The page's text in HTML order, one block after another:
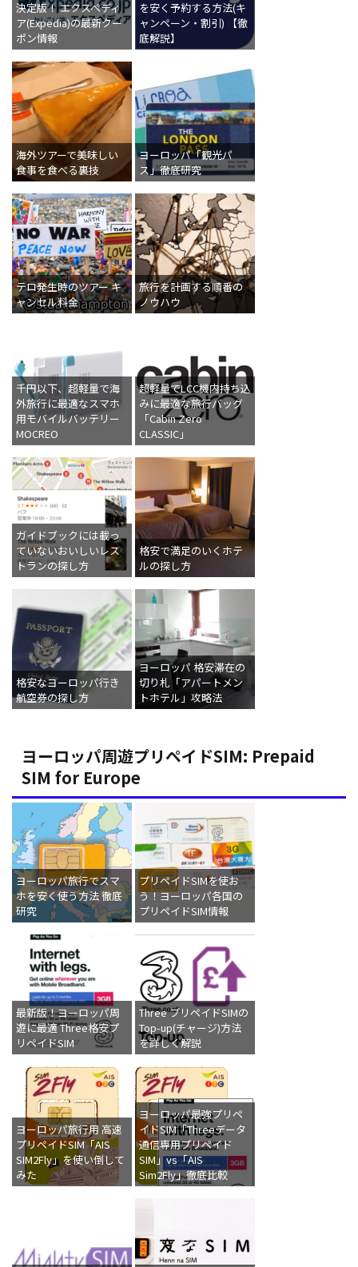
決定版！ エクスペディ
ア(Expedia)の最新クー
ポン情報
を安く予約する方法(キ
ャンペーン・割引) 【徹
底解説】
海外ツアーで美味しい
食事を食べる裏技
ヨーロッパ「観光パ
ス」徹底研究
テロ発生時のツアー キ
ャンセル料金
旅行を計画する順番の
ノウハウ
千円以下、超軽量で海
外旅行に最適なスマホ
用モバイルバッテリー
MOCREO
超軽量でLCC機内持ち込
みに最適な旅行バッグ
「Cabin Zero
CLASSIC」
ガイドブックには載っ
ていないおいしいレス
トランの探し方
格安で満足のいくホテ
ルの探し方
格安なヨーロッパ行き
航空券の探し方
ヨーロッパ 格安滞在の
切り札「アパートメン
トホテル」攻略法
ヨーロッパ周遊プリペイドSIM: Prepaid
SIM for Europe
ヨーロッパ旅行でスマ
ホを安く使う方法 徹底
研究
プリペイドSIMを使お
う！ヨーロッパ各国の
プリペイドSIM情報
最新版！ヨーロッパ周
遊に最適 Three格安プ
リペイドSIM
Three プリペイドSIMの
Top-up(チャージ)方法
を詳しく解説
ヨーロッパ旅行用 高速
プリペイドSIM「AIS
SIM2Fly」を使い倒して
みた
ヨーロッパ最強プリペ
イドSIM「Threeデータ
通信専用プリペイド
SIM」vs「AIS
Sim2Fly」徹底比較